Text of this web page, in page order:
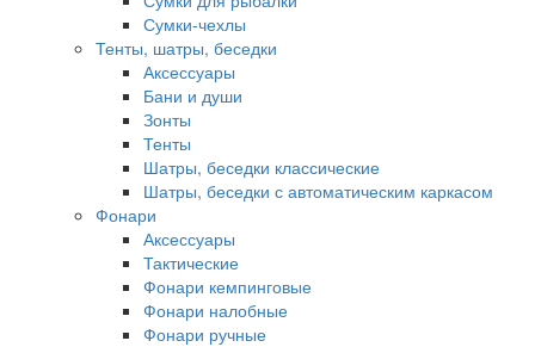
Сумки-чехлы
Тенты, шатры, беседки
Аксессуары
Бани и души
Зонты
Тенты
Шатры, беседки классические
Шатры, беседки с автоматическим каркасом
Фонари
Аксессуары
Тактические
Фонари кемпинговые
Фонари налобные
Фонари ручные